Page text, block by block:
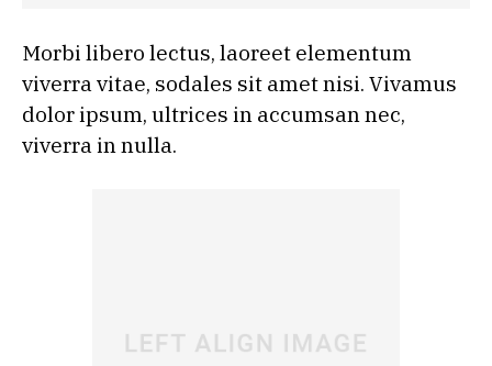
Morbi libero lectus, laoreet elementum
viverra vitae, sodales sit amet nisi. Vivamus
dolor ipsum, ultrices in accumsan nec,
viverra in nulla.